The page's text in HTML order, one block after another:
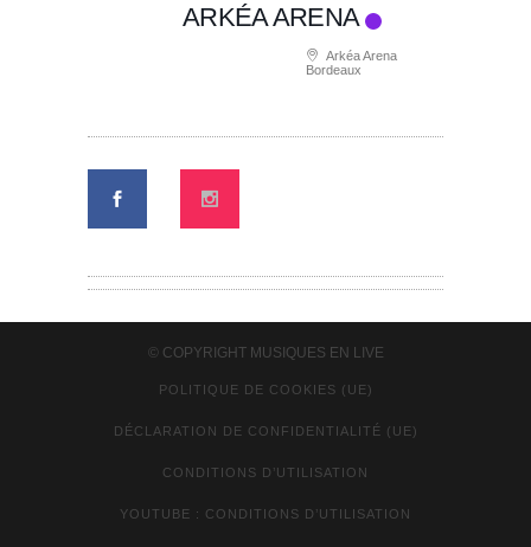
ARKÉA ARENA
Arkéa Arena
Bordeaux
© COPYRIGHT MUSIQUES EN LIVE
POLITIQUE DE COOKIES (UE)
DÉCLARATION DE CONFIDENTIALITÉ (UE)
CONDITIONS D’UTILISATION
YOUTUBE : CONDITIONS D’UTILISATION